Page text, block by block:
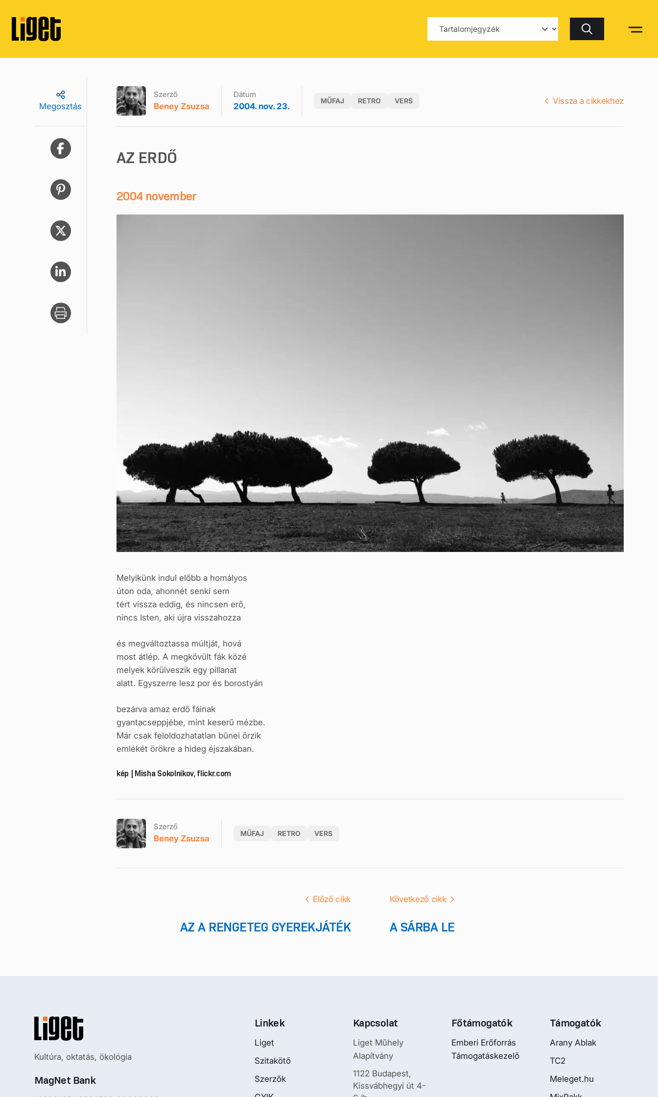
Keresés
Megosztás
Szerző
Beney Zsuzsa
Dátum
2004. nov. 23.
MŰFAJ RETRO VERS Vissza a cikkekhez
AZ ERDŐ
2004 november
Melyikünk indul előbb a homályos
úton oda, ahonnét senki sem
tért vissza eddig, és nincsen erő,
nincs Isten, aki újra visszahozza
és megváltoztassa múltját, hová
most átlép. A megkövült fák közé
melyek körülveszik egy pillanat
alatt. Egyszerre lesz por és borostyán
bezárva amaz erdő fáinak
gyantacseppjébe, mint keserű mézbe.
Már csak feloldozhatatlan bűnei őrzik
emlékét örökre a hideg éjszakában.
kép | Misha Sokolnikov, flickr.com
Szerző
Beney Zsuzsa
MŰFAJ RETRO VERS
Előző cikk
AZ A RENGETEG GYEREKJÁTÉK
Következő cikk
A SÁRBA LE
Kultúra, oktatás, ökológia
MagNet Bank
Linkek
Liget
Szitakötő
Szerzők
Kapcsolat
Liget Műhely
Alapítvány
1122 Budapest,
Kissvábhegyi út 4-
Főtámogatók
Emberi Erőforrás
Támogatáskezelő
Támogatók
Arany Ablak
TC2
Meleget.hu